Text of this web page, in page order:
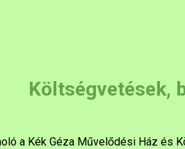
Költségvetések,
a Kék Géza Művelődési Ház és